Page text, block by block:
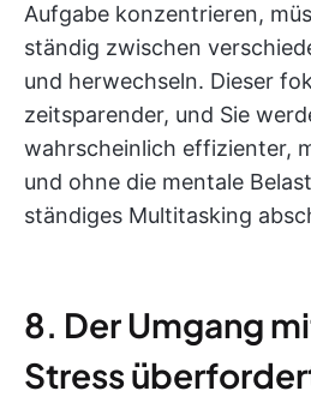
Aufgabe konzentrieren,
ständig zwischen
und herwechseln. Dieser
zeitsparender, und Sie
wahrscheinlich effizienter,
und ohne die mentale
ständiges Multitasking
8. Der Umgang
Stress